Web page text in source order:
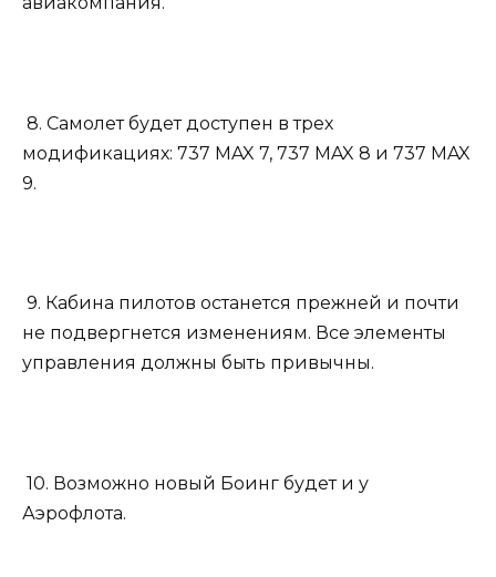
8. Самолет будет доступен в трех
модификациях: 737 MAX 7, 737 MAX 8 и 737 MAX
9.
9. Кабина пилотов останется прежней и почти
не подвергнется изменениям. Все элементы
управления должны быть привычны.
10. Возможно новый Боинг будет и у
Аэрофлота.